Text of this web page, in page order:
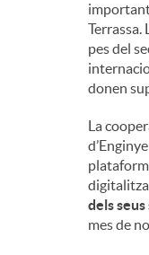
pes del
donen
La
dels
mes de